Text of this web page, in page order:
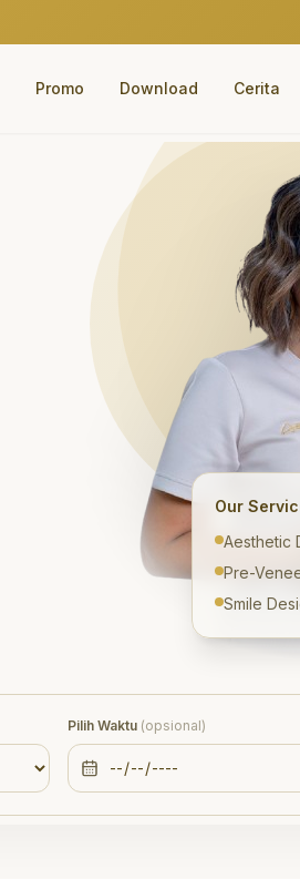
Promo Download Cerita
Our
Aesthetic
Pre-
Smile
Pilih Waktu (opsional)